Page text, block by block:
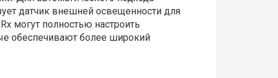
датчик внешней освещенности для
могут полностью настроить
обеспечивают более широкий